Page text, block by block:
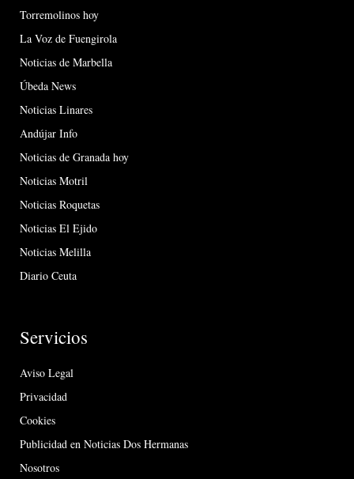
Torremolinos hoy
La Voz de Fuengirola
Noticias de Marbella
Úbeda News
Noticias Linares
Andújar Info
Noticias de Granada hoy
Noticias Motril
Noticias Roquetas
Noticias El Ejido
Noticias Melilla
Diario Ceuta
Servicios
Aviso Legal
Privacidad
Cookies
Publicidad en Noticias Dos Hermanas
Nosotros